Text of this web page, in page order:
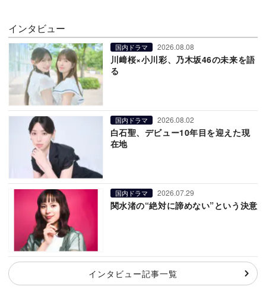
インタビュー
国内ドラマ 2026.08.08
川﨑桜×小川彩、乃木坂46の未来を語
る
国内ドラマ 2026.08.02
白石聖、デビュー10年目を迎えた現
在地
国内ドラマ 2026.07.29
関水渚の“絶対に諦めない”という決意
インタビュー記事一覧